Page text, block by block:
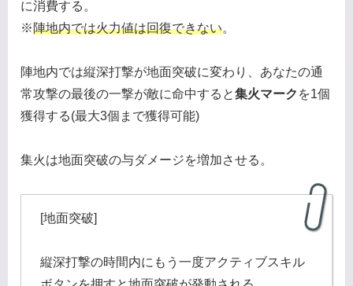
に消費する。
※陣地内では火力値は回復できない。
陣地内では縦深打撃が地面突破に変わり、あなたの通
常攻撃の最後の一撃が敵に命中すると集火マーク を1個
獲得する(最大3個まで獲得可能)
集火は地面突破の与ダメージを増加させる。
[地面突破]
縦深打撃の時間内にもう一度アクティブスキル